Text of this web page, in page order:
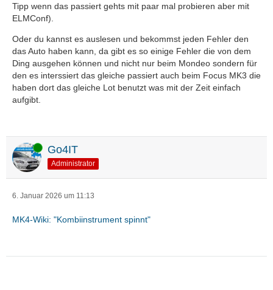
Tipp wenn das passiert gehts mit paar mal probieren aber mit
ELMConf).
Oder du kannst es auslesen und bekommst jeden Fehler den
das Auto haben kann, da gibt es so einige Fehler die von dem
Ding ausgehen können und nicht nur beim Mondeo sondern für
den es interssiert das gleiche passiert auch beim Focus MK3 die
haben dort das gleiche Lot benutzt was mit der Zeit einfach
aufgibt.
Online Go4IT
Administrator
6. Januar 2026 um 11:13
MK4-Wiki: "Kombiinstrument spinnt"